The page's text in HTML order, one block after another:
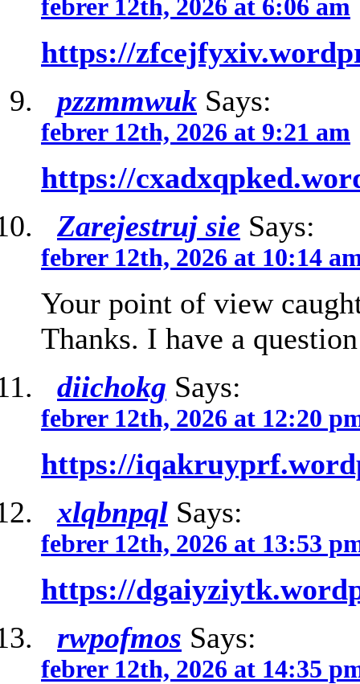
febrer 12th, 2026 at 6:06 am
https://
pzzmmwuk Says:
febrer 12th, 2026 at 9:21 am
https://
Zarejestruj sie Says:
febrer 12th, 2026 at 10:14
Your point of view
Thanks. I have a
diichokg Says:
febrer 12th, 2026 at 12:20
https://
xlqbnpql Says:
febrer 12th, 2026 at 13:53
https://
rwpofmos Says:
febrer 12th, 2026 at 14:35